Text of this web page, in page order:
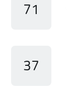
71
37